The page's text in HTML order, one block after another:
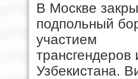
В Москве
подпольный
участием
трансгендеров
Узбекистана.